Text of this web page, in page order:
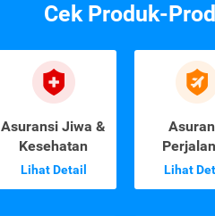
Cek Produk-
Asuransi Jiwa &
Kesehatan
Lihat Detail Lihat